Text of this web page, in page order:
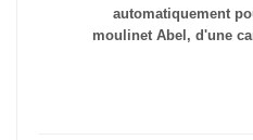
automatiquement
moulinet Abel, d'une